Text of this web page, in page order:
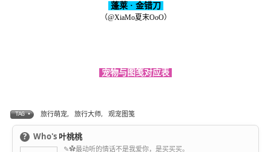
蓬莱 · 金错刀
（@XiaMo夏末OoO）
宠物与图笺对应表
TAG • 旅行萌宠, 旅行大师, 观宠图笺
? Who's 叶桃桃
✎✿最动听的情话不是我爱你，是买买买。